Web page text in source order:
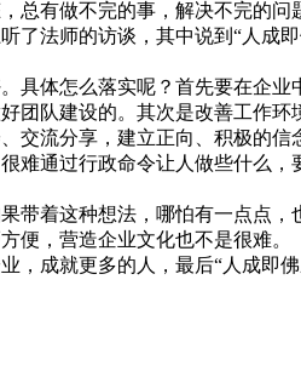
有做不完的事，解决不完的问
了法师的访谈，其中说到“人成
体怎么落实呢？首先要在企业
团队建设的。其次是改善工作
流分享，建立正向、积极的信
难通过行政命令让人做些什么
着这种想法，哪怕有一点点，
便，营造企业文化也不是很难。
成就更多的人，最后“人成即